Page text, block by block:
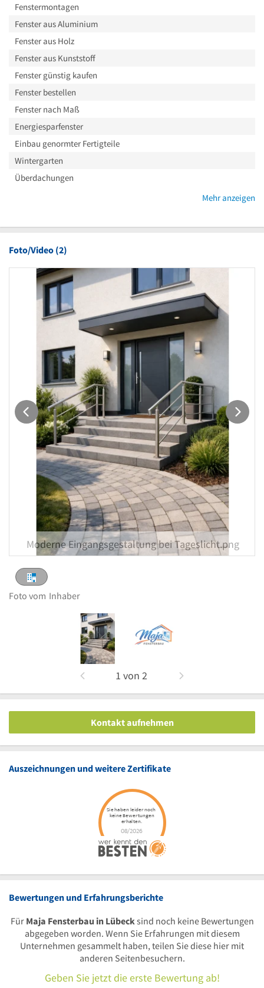
Fenstermontagen
Fenster aus Aluminium
Fenster aus Holz
Fenster aus Kunststoff
Fenster günstig kaufen
Fenster bestellen
Fenster nach Maß
Energiesparfenster
Einbau genormter Fertigteile
Wintergarten
Überdachungen
Mehr anzeigen
Foto/Video (2)
Moderne Eingangsgestaltung bei Tageslicht.png
Foto vom Inhaber
1 von 2
Kontakt aufnehmen
Auszeichnungen und weitere Zertifikate
Bewertungen und Erfahrungsberichte
Für Maja Fensterbau in Lübecksind noch keine Bewertungen
abgegeben worden. Wenn Sie Erfahrungen mit diesem
Unternehmen gesammelt haben, teilen Sie diese hier mit
anderen Seitenbesuchern.
Geben Sie jetzt die erste Bewertung ab!